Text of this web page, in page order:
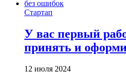
Стартап
У вас первый
принять и
12 июля 2024